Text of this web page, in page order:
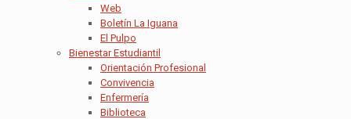
Web
Boletín La Iguana
El Pulpo
Bienestar Estudiantil
Orientación Profesional
Convivencia
Enfermería
Biblioteca